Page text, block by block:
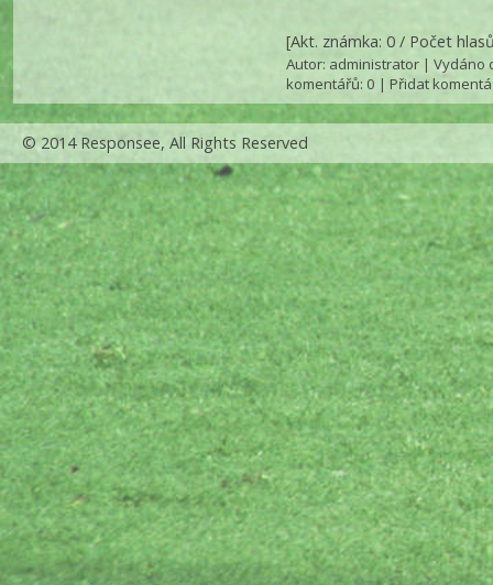
[Akt. známka: 0 / Počet
Autor: administrator| Vydáno
komentářů: 0 | Přidat
© 2014 Responsee, All Rights Reserved